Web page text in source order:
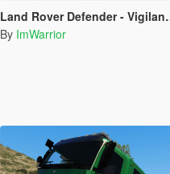
Land Rover Defender - Vigilanza Antincendi Boschivi VAB (Paintjob | FiveM)
By ImWarrior